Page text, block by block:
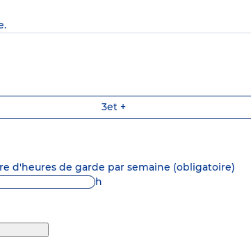
3et +
d'heures de garde par semaine (obligatoire)
h